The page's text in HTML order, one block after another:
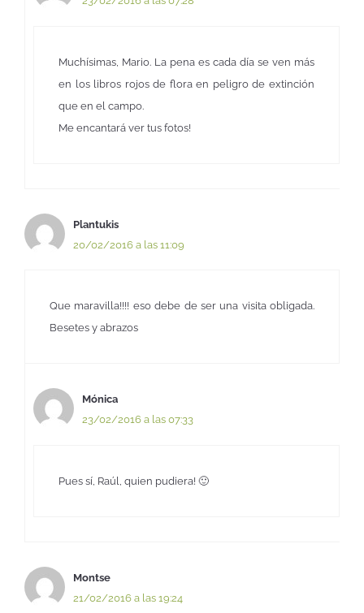
Muchísimas, Mario. La pena es cada día se ven más
en los libros rojos de flora en peligro de extinción
que en el campo.
Me encantará ver tus fotos!
Plantukis
20/02/2016 a las 11:09
Que maravilla!!!! eso debe de ser una visita obligada.
Besetes y abrazos
Mónica
23/02/2016 a las 07:33
Pues sí, Raúl, quien pudiera! 🙂
Montse
21/02/2016 a las 19:24